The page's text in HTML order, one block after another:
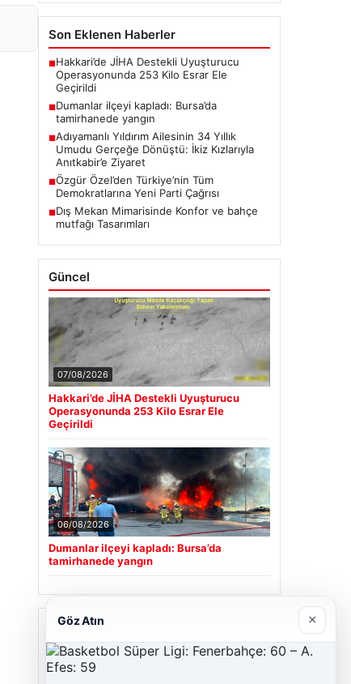
Son Eklenen Haberler
■Hakkari’de JİHA Destekli Uyuşturucu
Operasyonunda 253 Kilo Esrar Ele
Geçirildi
■Dumanlar ilçeyi kapladı: Bursa’da
tamirhanede yangın
■Adıyamanlı Yıldırım Ailesinin 34 Yıllık
Umudu Gerçeğe Dönüştü: İkiz Kızlarıyla
Anıtkabir’e Ziyaret
■Özgür Özel’den Türkiye’nin Tüm
Demokratlarına Yeni Parti Çağrısı
■Dış Mekan Mimarisinde Konfor ve bahçe
mutfağı Tasarımları
Güncel
07/08/2026
Hakkari’de JİHA Destekli Uyuşturucu
Operasyonunda 253 Kilo Esrar Ele
Geçirildi
06/08/2026
Dumanlar ilçeyi kapladı: Bursa’da
tamirhanede yangın
Son Eklenen Firmalar
Cengiz Sigorta
Göz Atın ×